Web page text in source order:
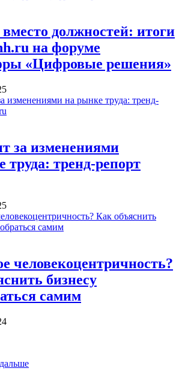
должностей: итоги
на форуме
«Цифровые решения»
за изменениями
труда: тренд-репорт
человеко­центричность?
бизнесу
самим
дальше